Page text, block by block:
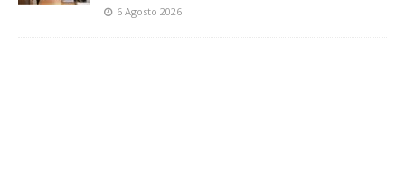
6 Agosto 2026